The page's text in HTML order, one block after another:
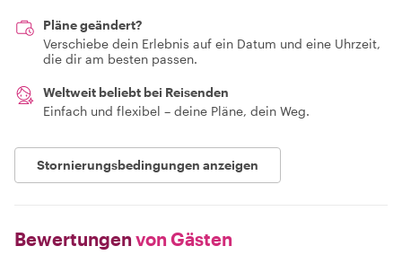
Pläne geändert?
Verschiebe dein Erlebnis auf ein Datum und eine Uhrzeit,
die dir am besten passen.
Weltweit beliebt bei Reisenden
Einfach und flexibel – deine Pläne, dein Weg.
Stornierungsbedingungen anzeigen
Bewertungen von Gästen